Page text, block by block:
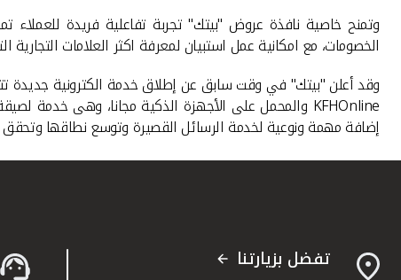
وتمنح خاصية نافذة عروض "بيتك" تجربة تفاعلية فريدة
الخصومات، مع امكانية عمل استبيان لمعرفة اكثر العلامات
وقد أعلن "بيتك" في وقت سابق عن إطلاق خدمة الكترونية جديدة
KFHOnline والمحمل على الأجهزة الذكية مجانا، وهى خدمة
إضافة مهمة ونوعية لخدمة الرسائل القصيرة وتوسع نطاقها وتحقق
تفضل بزيارتنا